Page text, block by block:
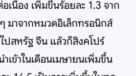
เนื่อง เพิ่มขึ้นร้อยละ 1.3 จาก
มาจากหมวดอิเล็กทรอนิกส์
ปสหรัฐ จีน แล้วก็สิงคโปร์
เข้าในเดือนเมษายนเพิ่มขึ้น